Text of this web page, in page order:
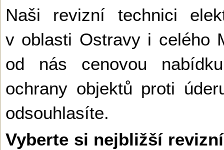
Naši revizní technici
v oblasti Ostravy i celého
od nás cenovou
ochrany objektů proti
odsouhlasíte.
Vyberte si nejbližší